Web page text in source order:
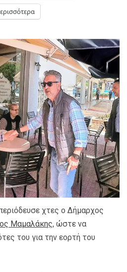
χτες ο Δήμαρχος
Μαμαλάκης, ώστε να
του για την εορτή του